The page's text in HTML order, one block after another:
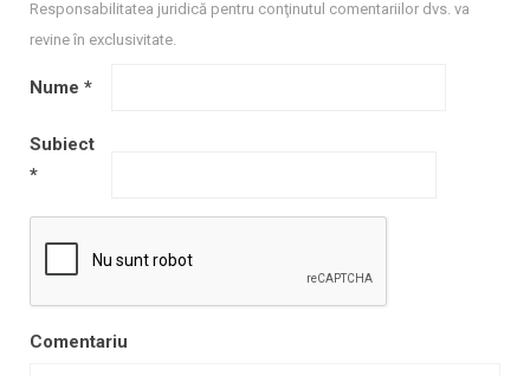
Responsabilitatea juridică pentru conţinutul comentariilor dvs. va
revine în exclusivitate.
Nume *
Subiect
*
Comentariu